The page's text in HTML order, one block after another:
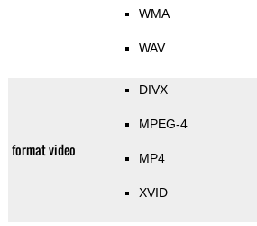
WMA
WAV
format video
DIVX
MPEG-4
MP4
XVID